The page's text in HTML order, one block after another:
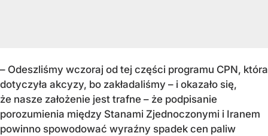
– Odeszliśmy wczoraj od tej części programu CPN, która
dotyczyła akcyzy, bo zakładaliśmy – i okazało się,
że nasze założenie jest trafne – że podpisanie
porozumienia między Stanami Zjednoczonymi i Iranem
powinno spowodować wyraźny spadek cen paliw